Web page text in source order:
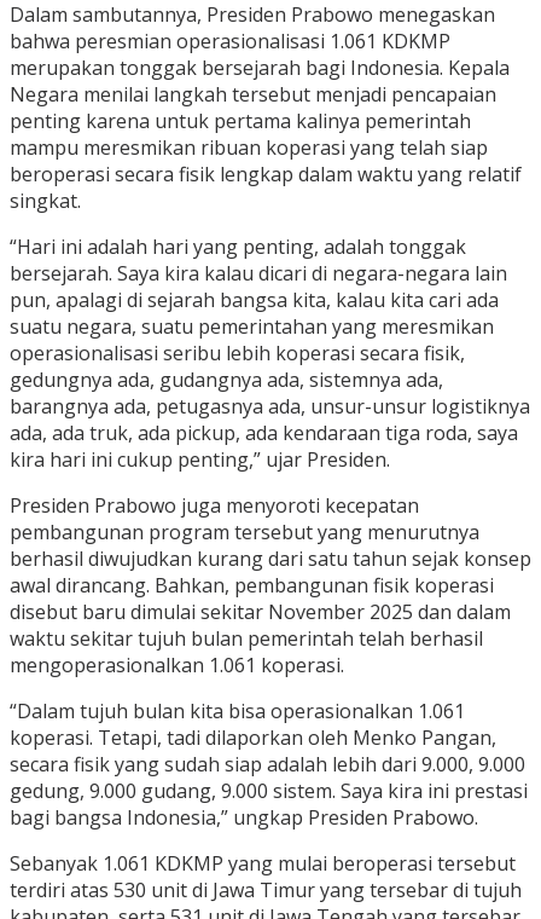
Dalam sambutannya, Presiden Prabowo menegaskan
bahwa peresmian operasionalisasi 1.061 KDKMP
merupakan tonggak bersejarah bagi Indonesia. Kepala
Negara menilai langkah tersebut menjadi pencapaian
penting karena untuk pertama kalinya pemerintah
mampu meresmikan ribuan koperasi yang telah siap
beroperasi secara fisik lengkap dalam waktu yang relatif
singkat.
“Hari ini adalah hari yang penting, adalah tonggak
bersejarah. Saya kira kalau dicari di negara-negara lain
pun, apalagi di sejarah bangsa kita, kalau kita cari ada
suatu negara, suatu pemerintahan yang meresmikan
operasionalisasi seribu lebih koperasi secara fisik,
gedungnya ada, gudangnya ada, sistemnya ada,
barangnya ada, petugasnya ada, unsur-unsur logistiknya
ada, ada truk, ada pickup, ada kendaraan tiga roda, saya
kira hari ini cukup penting,” ujar Presiden.
Presiden Prabowo juga menyoroti kecepatan
pembangunan program tersebut yang menurutnya
berhasil diwujudkan kurang dari satu tahun sejak konsep
awal dirancang. Bahkan, pembangunan fisik koperasi
disebut baru dimulai sekitar November 2025 dan dalam
waktu sekitar tujuh bulan pemerintah telah berhasil
mengoperasionalkan 1.061 koperasi.
“Dalam tujuh bulan kita bisa operasionalkan 1.061
koperasi. Tetapi, tadi dilaporkan oleh Menko Pangan,
secara fisik yang sudah siap adalah lebih dari 9.000, 9.000
gedung, 9.000 gudang, 9.000 sistem. Saya kira ini prestasi
bagi bangsa Indonesia,” ungkap Presiden Prabowo.
Sebanyak 1.061 KDKMP yang mulai beroperasi tersebut
terdiri atas 530 unit di Jawa Timur yang tersebar di tujuh